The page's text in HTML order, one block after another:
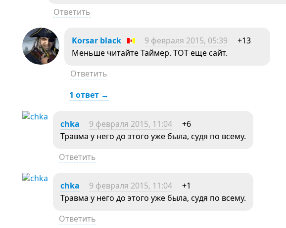
Ответить
Korsar black 9 февраля 2015, 05:39
+13
Меньше читайте Таймер. ТОТ еще сайт.
Ответить
1 ответ →
chka 9 февраля 2015, 11:04
+6
Травма у него до этого уже была, судя по всему.
Ответить
chka 9 февраля 2015, 11:04
+1
Травма у него до этого уже была, судя по всему.
Ответить